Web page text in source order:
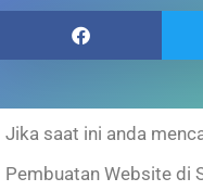
Jika saat ini anda
Pembuatan Website di